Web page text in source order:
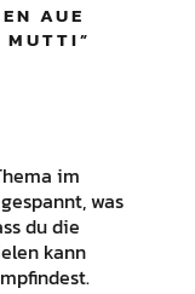
AUE
MUTTI”
im
was
du die
kann